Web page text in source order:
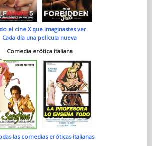
el cine X que imaginastes ver.
Cada día una película nueva
Comedia erótica italiana
las comedias eróticas italianas